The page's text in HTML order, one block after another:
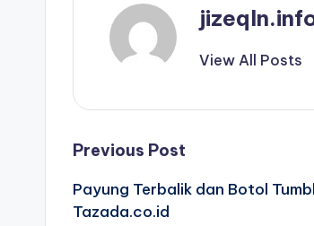
View All Posts
Post
navigation
Previous Post
Payung Terbalik dan Botol
Tazada.co.id